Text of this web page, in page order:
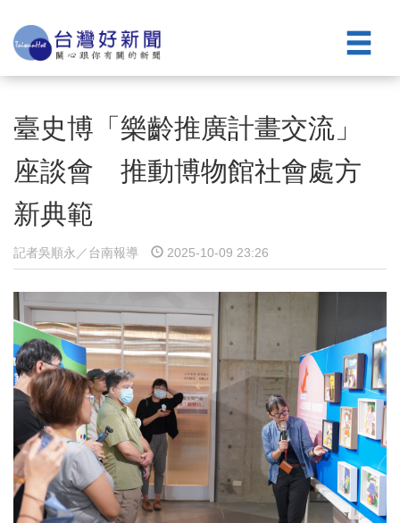
臺史博「樂齡推廣計畫交流」
座談會 推動博物館社會處方
新典範
記者吳順永／台南報導 2025-10-09 23:26